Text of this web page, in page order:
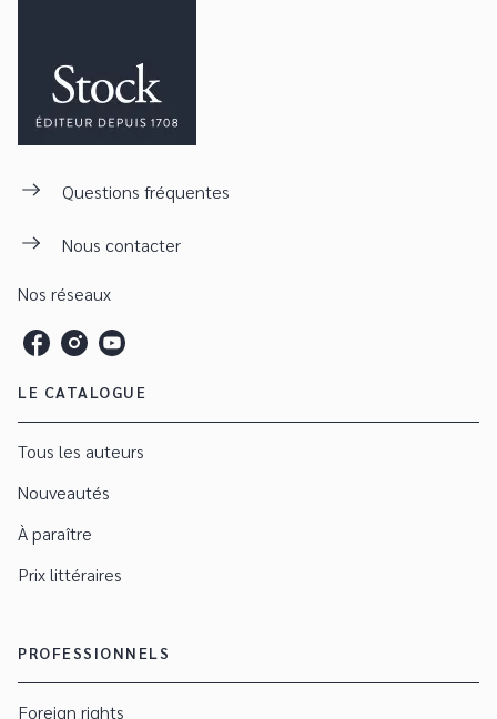
Questions fréquentes
Nous contacter
Nos réseaux
LE CATALOGUE
Tous les auteurs
Nouveautés
À paraître
Prix littéraires
PROFESSIONNELS
Foreign rights